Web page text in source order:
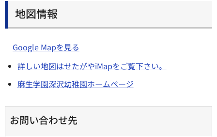
地図情報
Google Mapを見る
詳しい地図はせたがやiMapをご覧下さい。
麻生学園深沢幼稚園ホームページ
お問い合わせ先